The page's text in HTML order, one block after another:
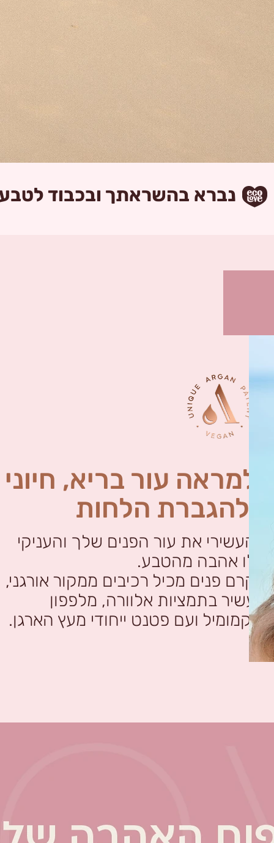
נברא בהשראתך ובכבוד
למראה עור בריא, חיוני
ולהגברת הלחות
העשירי את עור הפנים שלך והעניקי
לו אהבה מהטבע.
קרם פנים מכיל רכיבים ממקור אורגני,
עשיר בתמציות אלוורה, מלפפון
וקמומיל ועם פטנט ייחודי מעץ הארגן.